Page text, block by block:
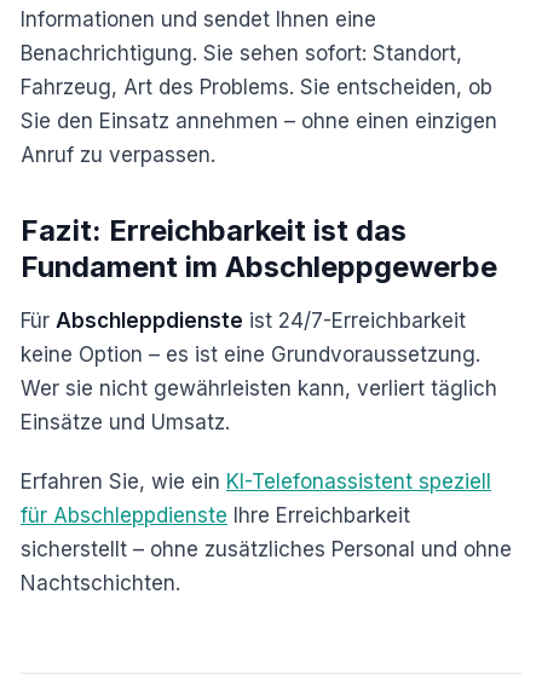
Informationen und sendet Ihnen eine
Benachrichtigung. Sie sehen sofort: Standort,
Fahrzeug, Art des Problems. Sie entscheiden, ob
Sie den Einsatz annehmen – ohne einen einzigen
Anruf zu verpassen.
Fazit: Erreichbarkeit ist das
Fundament im Abschleppgewerbe
Für Abschleppdienste ist 24/7-Erreichbarkeit
keine Option – es ist eine Grundvoraussetzung.
Wer sie nicht gewährleisten kann, verliert täglich
Einsätze und Umsatz.
Erfahren Sie, wie ein KI-Telefonassistent speziell
für Abschleppdienste Ihre Erreichbarkeit
sicherstellt – ohne zusätzliches Personal und ohne
Nachtschichten.